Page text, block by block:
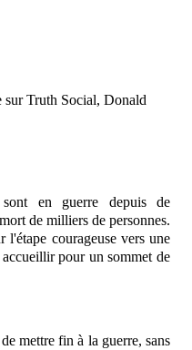
sur Truth Social, Donald
en guerre depuis de
de milliers de personnes.
l'étape courageuse vers une
pour un sommet de
mettre fin à la guerre, sans